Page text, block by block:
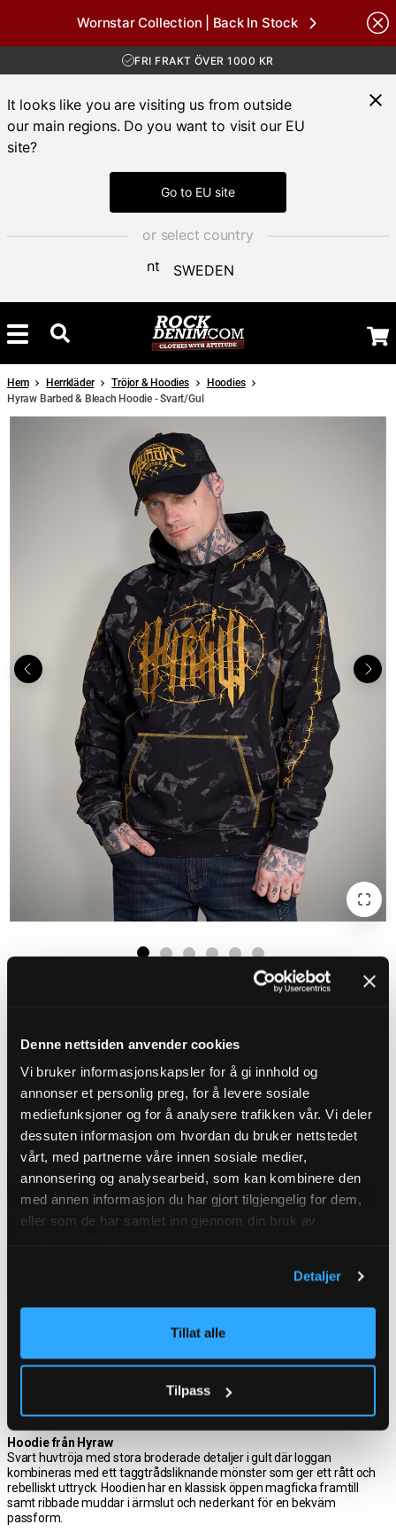
Denne nettsiden anvender cookies
Vi bruker informasjonskapsler for å gi innhold og
annonser et personlig preg, for å levere sosiale
mediefunksjoner og for å analysere trafikken vår. Vi deler
dessuten informasjon om hvordan du bruker nettstedet
vårt, med partnerne våre innen sosiale medier,
annonsering og analysearbeid, som kan kombinere den
med annen informasjon du har gjort tilgjengelig for dem,
eller som de har samlet inn gjennom din bruk av
Detaljer
Tillat alle
Tilpass
Wornstar Collection | Back In Stock
30 DAGAR ÖPPET KÖP
FRI FRAKT ÖVER 1000 KR
It looks like you are visiting us from outside
our main regions. Do you want to visit our EU
site?
Go to EU site
or select country
SWEDEN
Hem Herrkläder Tröjor & Hoodies
Hoodies
Hyraw Barbed & Bleach Hoodie - Svart/Gul
HYRAW BARBED & BLEACH HOODIE - SVART/GUL
Sizeguide
Välj Storlek
M XL 4XL
Leverans 1-3 Dagar
Fri frakt över 1000 kr
PRODUKTBESKRIVNING
Hoodie från Hyraw
Svart huvtröja med stora broderade detaljer i gult där loggan
kombineras med ett taggtrådsliknande mönster som ger ett rått och
rebelliskt uttryck. Hoodien har en klassisk öppen magficka framtill
samt ribbade muddar i ärmslut och nederkant för en bekväm
passform.